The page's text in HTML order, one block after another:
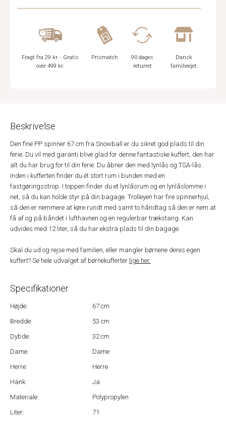
Fragt fra 29 kr. - Gratis
over 499 kr.
Prismatch
90 dages
returret
Dansk
familieejet
Beskrivelse
Den fine PP spinner 67 cm fra Snowball er du sikret god plads til din
ferie. Du vil med garanti blive glad for denne fantastiske kuffert, den har
alt du har brug for til din ferie. Du åbner den med lynlås og TSA-lås.
Inden i kufferten finder du ét stort rum i bunden med en
fastgøringsstrop. I toppen finder du et lynlåsrum og en lynlåslomme i
net, så du kan holde styr på din bagage. Trolleyen har fire spinnerhjul,
så den er nemmere at køre rundt med samt to håndtag så den er nem at
få af og på båndet i lufthavnen og en regulerbar trækstang. Kan
udvides med 12 liter, så du har ekstra plads til din bagage.
Skal du ud og rejse med familien, eller mangler børnene deres egen
kuffert? Se hele udvalget af børnekufferter lige her.
Specifikationer
Højde:
67 cm
Bredde:
53 cm
Dybde:
32 cm
Dame:
Dame
Herre:
Herre
Hank:
Ja
Materiale:
Polypropylen
Liter:
71